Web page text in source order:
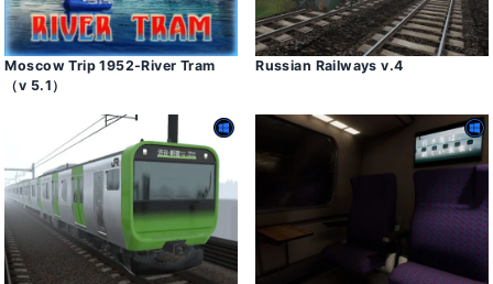
Moscow Trip 1952-River Tram
（v 5․1）
Russian Railways v․4